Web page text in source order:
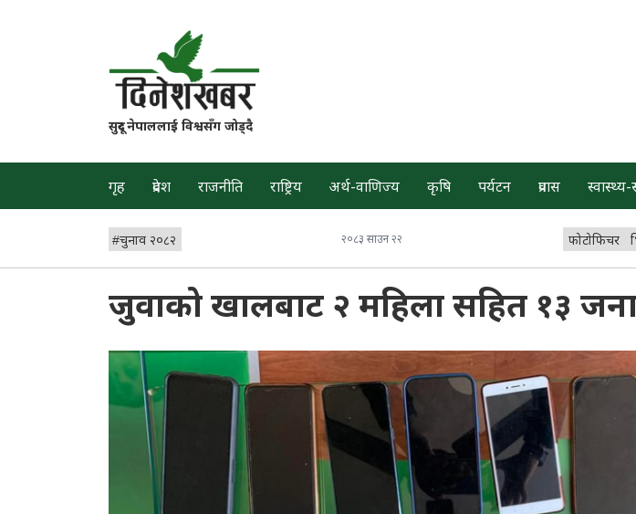
सुदूर नेपाललाई विश्वसँग जोड्दै
गृह प्रदेश राजनीति राष्ट्रिय अर्थ-वाणिज्य कृषि पर्यटन प्रवास स्वास्थ्य-
#चुनाव २०८२ २०८३ साउन २२ फोटोफिचर
जुवाको खालबाट २ महिला सहित १३ जना